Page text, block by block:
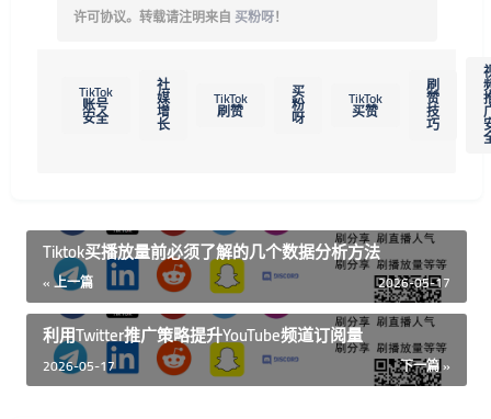
许可协议。转载请注明来自 买粉呀！
TikTok
账号
安全
社
媒
增
长
TikTok
刷赞
买
粉
呀
TikTok
买赞
刷
赞
技
巧
Tiktok买播放量前必须了解的几个数据分析方法
« 上一篇 2026-05-17
利用Twitter推广策略提升YouTube频道订阅量
下一篇 »
2026-05-17